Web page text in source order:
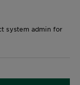
system admin for